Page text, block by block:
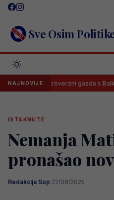
Skip
content Sve Osim
NAJNOVIJE
Kontroverzni gazda s Balkana o
ISTAKNUTE
Nemanja
pronašao
Redakcija Sop·22/08/2025